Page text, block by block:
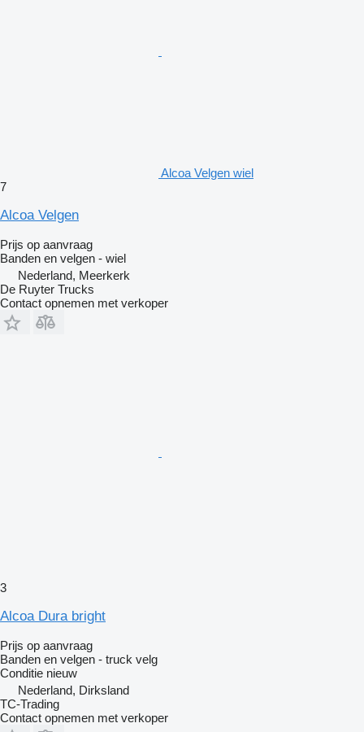
Alcoa Velgen wiel
7
Alcoa Velgen
Prijs op aanvraag
Banden en velgen - wiel
Nederland, Meerkerk
De Ruyter Trucks
Contact opnemen met verkoper
3
Alcoa Dura bright
Prijs op aanvraag
Banden en velgen - truck velg
Conditie nieuw
Nederland, Dirksland
TC-Trading
Contact opnemen met verkoper